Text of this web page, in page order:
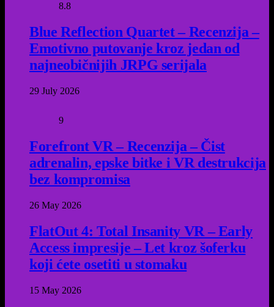
8.8
Blue Reflection Quartet – Recenzija –
Emotivno putovanje kroz jedan od
najneobičnijih JRPG serijala
29 July 2026
9
Forefront VR – Recenzija – Čist
adrenalin, epske bitke i VR destrukcija
bez kompromisa
26 May 2026
FlatOut 4: Total Insanity VR – Early
Access impresije – Let kroz šoferku
koji ćete osetiti u stomaku
15 May 2026